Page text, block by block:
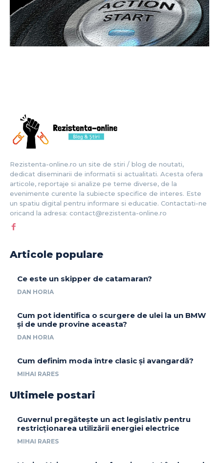
Rezistenta-online.ro un site de stiri / blog de noutati,
dedicat diseminarii de informatii si actualitati. Acesta ofera
articole, reportaje si analize pe teme diverse, de la
evenimente curente la subiecte specifice de interes. Este
un spatiu digital pentru informare si educatie. Contactati-ne
oricand la adresa: contact@rezistenta-online.ro
Articole populare
Ce este un skipper de catamaran?
DAN HORIA
Cum pot identifica o scurgere de ulei la un BMW
și de unde provine aceasta?
DAN HORIA
Cum definim moda între clasic și avangardă?
MIHAI RARES
Ultimele postari
Guvernul pregătește un act legislativ pentru
restricționarea utilizării energiei electrice
MIHAI RARES